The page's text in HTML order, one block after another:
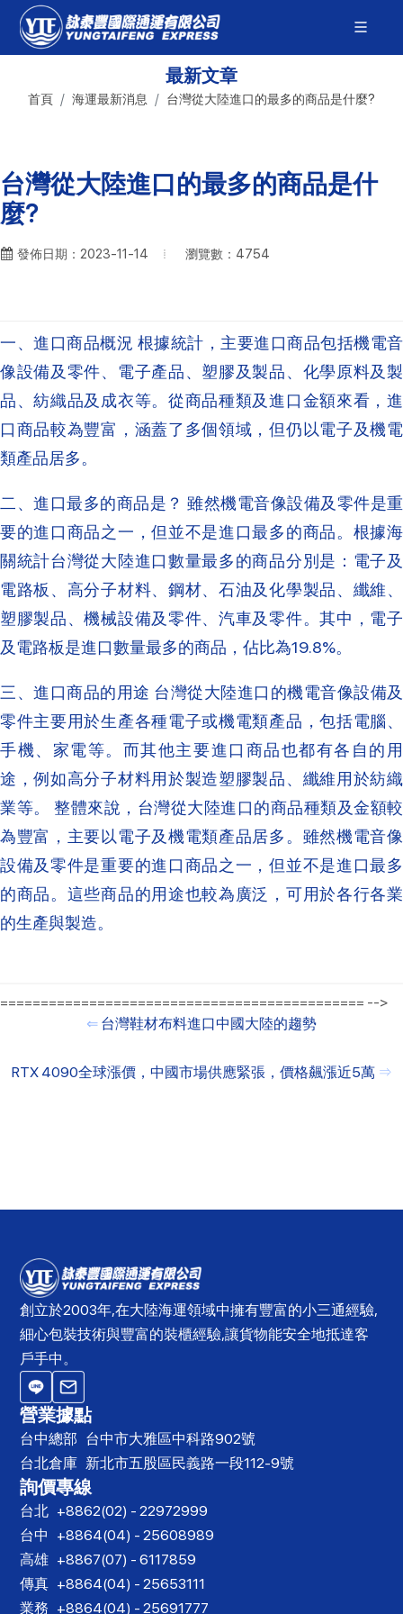
最新文章
首頁 海運最新消息 台灣從大陸進口的最多的商品是什麼?
台灣從大陸進口的最多的商品是什
麼?
發佈日期：2023-11-14 瀏覽數：4754
一、進口商品概況 根據統計，主要進口商品包括機電音
像設備及零件、電子產品、塑膠及製品、化學原料及製
品、紡織品及成衣等。從商品種類及進口金額來看，進
口商品較為豐富，涵蓋了多個領域，但仍以電子及機電
類產品居多。
二、進口最多的商品是？ 雖然機電音像設備及零件是重
要的進口商品之一，但並不是進口最多的商品。根據海
關統計台灣從大陸進口數量最多的商品分別是：電子及
電路板、高分子材料、鋼材、石油及化學製品、纖維、
塑膠製品、機械設備及零件、汽車及零件。其中，電子
及電路板是進口數量最多的商品，佔比為19.8%。
三、進口商品的用途 台灣從大陸進口的機電音像設備及
零件主要用於生產各種電子或機電類產品，包括電腦、
手機、家電等。而其他主要進口商品也都有各自的用
途，例如高分子材料用於製造塑膠製品、纖維用於紡織
業等。 整體來說，台灣從大陸進口的商品種類及金額較
為豐富，主要以電子及機電類產品居多。雖然機電音像
設備及零件是重要的進口商品之一，但並不是進口最多
的商品。這些商品的用途也較為廣泛，可用於各行各業
的生產與製造。
============================================= -->
⇐ 台灣鞋材布料進口中國大陸的趨勢
RTX 4090全球漲價，中國市場供應緊張，價格飆漲近5萬⇒
創立於2003年,在大陸海運領域中擁有豐富的小三通經驗,
細心包裝技術與豐富的裝櫃經驗,讓貨物能安全地抵達客
戶手中。
營業據點
台中總部 台中市大雅區中科路902號
台北倉庫 新北市五股區民義路一段112-9號
詢價專線
台北 +8862(02) - 22972999
台中 +8864(04) - 25608989
高雄 +8867(07) - 6117859
傳真 +8864(04) - 25653111
業務 +8864(04) - 25691777